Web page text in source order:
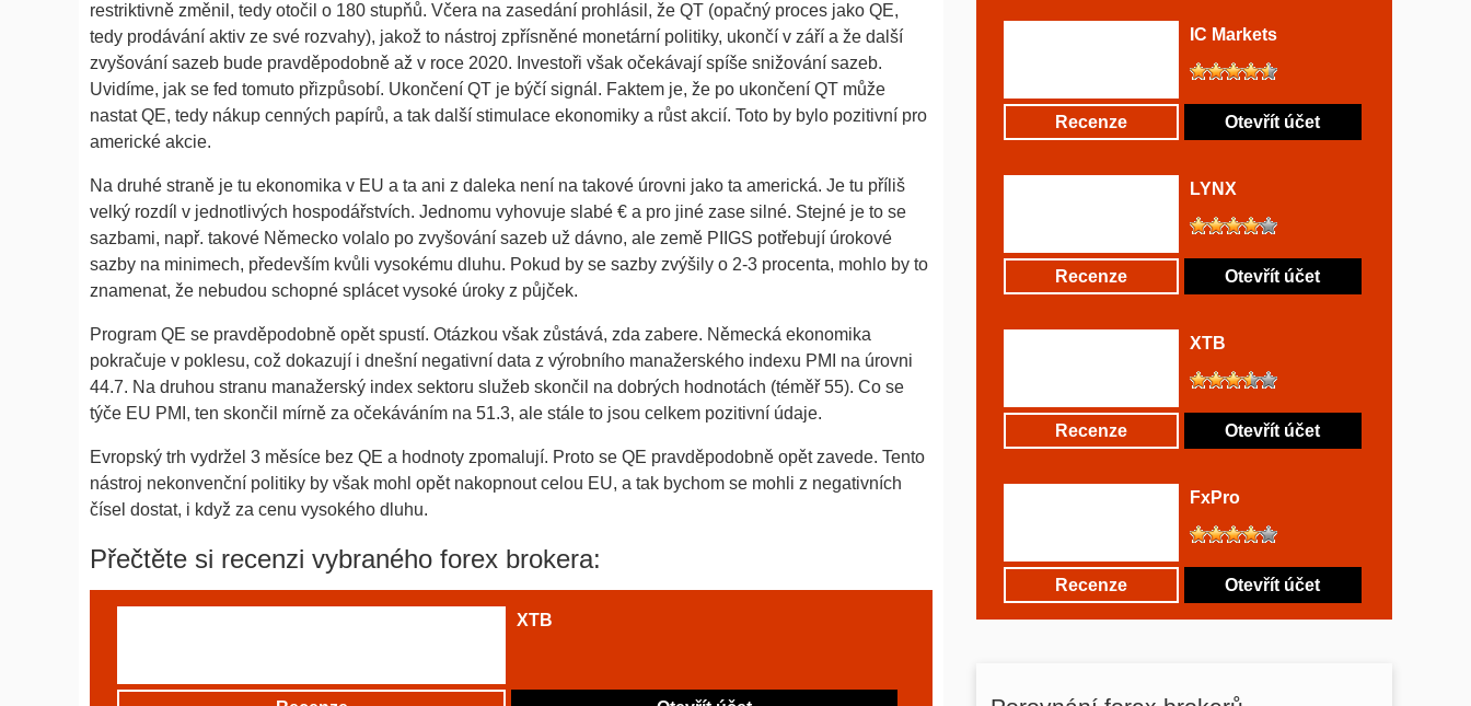
restriktivně změnil, tedy otočil o 180 stupňů. Včera na zasedání prohlásil, že QT (opačný proces jako QE,
tedy prodávání aktiv ze své rozvahy), jakož to nástroj zpřísněné monetární politiky, ukončí v září a že další
zvyšování sazeb bude pravděpodobně až v roce 2020. Investoři však očekávají spíše snižování sazeb.
Uvidíme, jak se fed tomuto přizpůsobí. Ukončení QT je býčí signál. Faktem je, že po ukončení QT může
nastat QE, tedy nákup cenných papírů, a tak další stimulace ekonomiky a růst akcií. Toto by bylo pozitivní pro
americké akcie.
Na druhé straně je tu ekonomika v EU a ta ani z daleka není na takové úrovni jako ta americká. Je tu příliš
velký rozdíl v jednotlivých hospodářstvích. Jednomu vyhovuje slabé € a pro jiné zase silné. Stejné je to se
sazbami, např. takové Německo volalo po zvyšování sazeb už dávno, ale země PIIGS potřebují úrokové
sazby na minimech, především kvůli vysokému dluhu. Pokud by se sazby zvýšily o 2-3 procenta, mohlo by to
znamenat, že nebudou schopné splácet vysoké úroky z půjček.
Program QE se pravděpodobně opět spustí. Otázkou však zůstává, zda zabere. Německá ekonomika
pokračuje v poklesu, což dokazují i dnešní negativní data z výrobního manažerského indexu PMI na úrovni
44.7. Na druhou stranu manažerský index sektoru služeb skončil na dobrých hodnotách (téměř 55). Co se
týče EU PMI, ten skončil mírně za očekáváním na 51.3, ale stále to jsou celkem pozitivní údaje.
Evropský trh vydržel 3 měsíce bez QE a hodnoty zpomalují. Proto se QE pravděpodobně opět zavede. Tento
nástroj nekonvenční politiky by však mohl opět nakopnout celou EU, a tak bychom se mohli z negativních
čísel dostat, i když za cenu vysokého dluhu.
Přečtěte si recenzi vybraného forex brokera:
XTB
IC Markets
Recenze Otevřít účet
LYNX
Recenze Otevřít účet
XTB
Recenze Otevřít účet
FxPro
Recenze Otevřít účet